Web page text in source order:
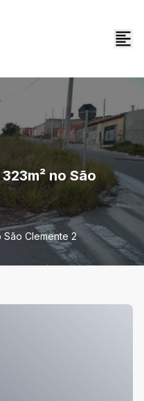
no São
São Clemente 2